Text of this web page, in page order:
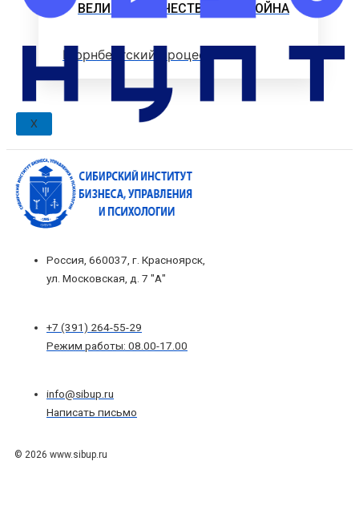
ВЕЛИКАЯ ОТЕЧЕСТВЕННАЯ ВОЙНА
Нюрнбергский процесс
X
Россия, 660037, г. Красноярск,
ул. Московская, д. 7 "А"
+7 (391) 264-55-29
Режим работы: 08.00-17.00
info@sibup.ru
Написать письмо
© 2026 www.sibup.ru